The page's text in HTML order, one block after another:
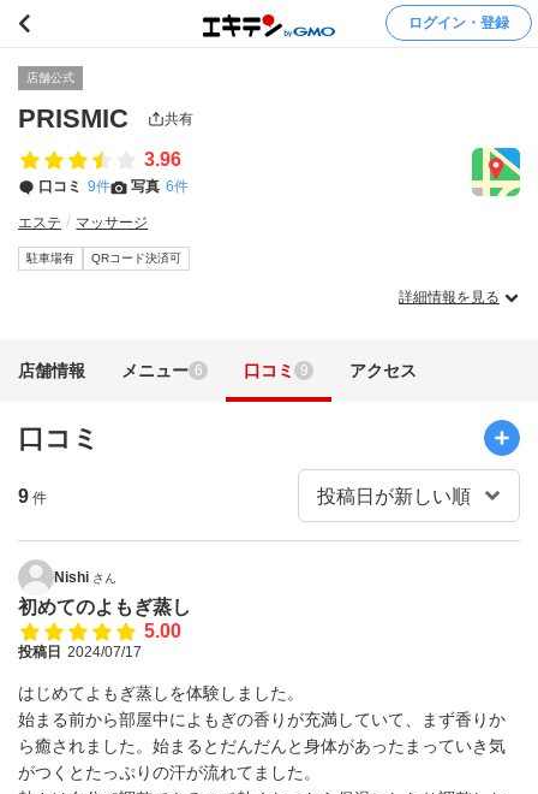
ログイン・登録
店舗公式
PRISMIC 共有
3.96
口コミ 9件 写真 6件
エステ マッサージ
駐車場有 QRコード決済可
詳細情報を見る
店舗情報 メニュー 6 口コミ 9 アクセス
口コミ
9 件
Nishi さん
初めてのよもぎ蒸し
5.00
投稿日 2024/07/17
はじめてよもぎ蒸しを体験しました。
始まる前から部屋中によもぎの香りが充満していて、まず香りか
ら癒されました。始まるとだんだんと身体があったまっていき気
がつくとたっぷりの汗が流れてました。